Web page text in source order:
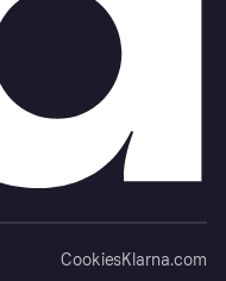
CookiesKlarna.com